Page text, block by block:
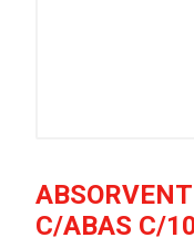
C/ABAS C/